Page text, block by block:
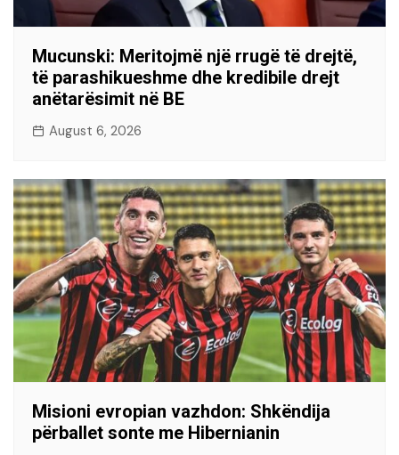
Mucunski: Meritojmë një rrugë të drejtë,
të parashikueshme dhe kredibile drejt
anëtarësimit në BE
August 6, 2026
Misioni evropian vazhdon: Shkëndija
përballet sonte me Hibernianin